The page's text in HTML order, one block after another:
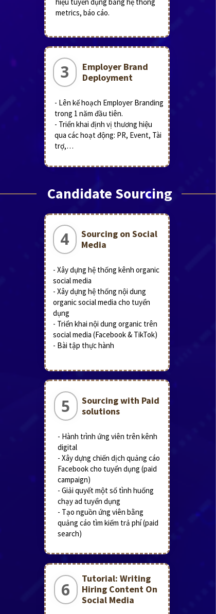
Sourcing with Paid
solutions
- Hành trình ứng viên trên kênh
digital
- Xây dựng chiến dịch quảng cáo
Facebook cho tuyển dụng (paid
campaign)
- Giải quyết một số tình huống
chạy ad tuyển dụng
- Tạo nguồn ứng viên bằng
quảng cáo tìm kiếm trả phí (paid
search)
5
Tutorial: Writing
Hiring Content On
Social Media
6
metrics, báo cáo.
Employer Brand
Deployment
- Lên kế hoạch Employer Branding
trong 1 năm đầu tiên.
- Triển khai định vị thương hiệu
qua các hoạt động: PR, Event, Tài
trợ,…
3
Candidate Sourcing
Sourcing on Social
Media
- Xây dựng hệ thống kênh organic
social media
- Xây dựng hệ thống nội dung
organic social media cho tuyển
dụng
- Triển khai nội dung organic trên
social media (Facebook & TikTok)
- Bài tập thực hành
4